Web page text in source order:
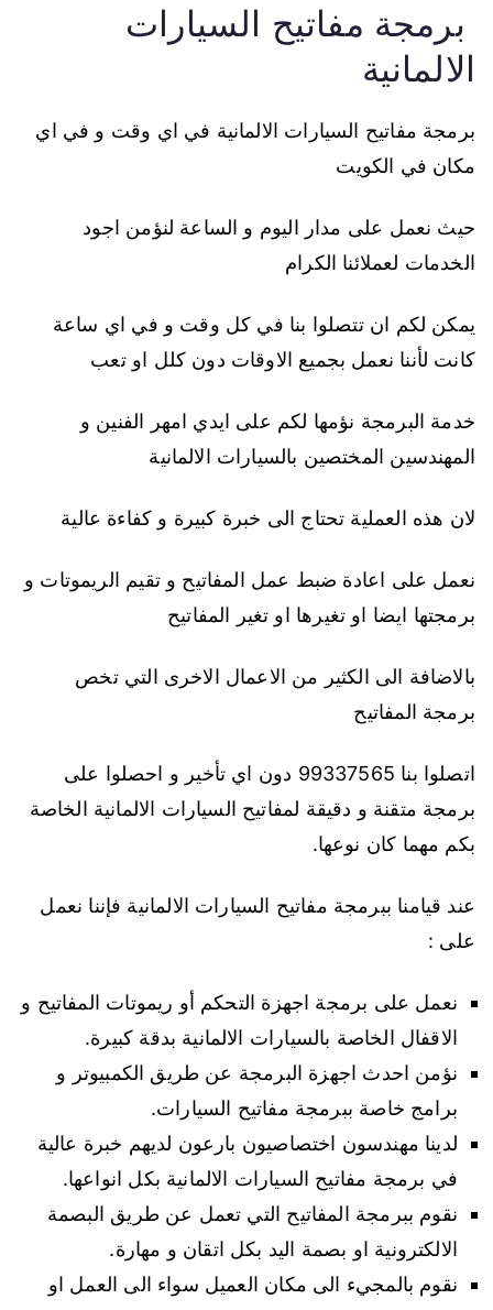
برمجة مفاتيح السيارات
الالمانية
برمجة مفاتيح السيارات الالمانية في اي وقت و في اي
مكان في الكويت
حيث نعمل على مدار اليوم و الساعة لنؤمن اجود
الخدمات لعملائنا الكرام
يمكن لكم ان تتصلوا بنا في كل وقت و في اي ساعة
كانت لأننا نعمل بجميع الاوقات دون كلل او تعب
خدمة البرمجة نؤمها لكم على ايدي امهر الفنين و
المهندسين المختصين بالسيارات الالمانية
لان هذه العملية تحتاج الى خبرة كبيرة و كفاءة عالية
نعمل على اعادة ضبط عمل المفاتيح و تقيم الريموتات و
برمجتها ايضا او تغيرها او تغير المفاتيح
بالاضافة الى الكثير من الاعمال الاخرى التي تخص
برمجة المفاتيح
اتصلوا بنا 99337565 دون اي تأخير و احصلوا على
برمجة متقنة و دقيقة لمفاتيح السيارات الالمانية الخاصة
بكم مهما كان نوعها.
عند قيامنا ببرمجة مفاتيح السيارات الالمانية فإننا نعمل
على :
نعمل على برمجة اجهزة التحكم أو ريموتات المفاتيح و
الاقفال الخاصة بالسيارات الالمانية بدقة كبيرة.
نؤمن احدث اجهزة البرمجة عن طريق الكمبيوتر و
برامج خاصة ببرمجة مفاتيح السيارات.
لدينا مهندسون اختصاصيون بارعون لديهم خبرة عالية
في برمجة مفاتيح السيارات الالمانية بكل انواعها.
نقوم ببرمجة المفاتيح التي تعمل عن طريق البصمة
الالكترونية او بصمة اليد بكل اتقان و مهارة.
نقوم بالمجيء الى مكان العميل سواء الى العمل او